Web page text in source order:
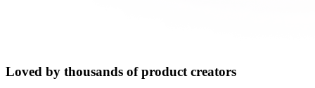
Loved by thousands of product creators